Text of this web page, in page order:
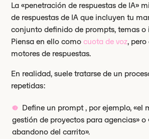
La «penetración de respuestas de IA»
de respuestas de IA que incluyen tu
conjunto definido de prompts, temas o
Piensa en ello comocuota de voz,
motores de respuestas.
En realidad, suele tratarse de un
repetidas:
Define un prompt , por ejemplo, «el
gestión de proyectos para agencias» o
abandono del carrito».